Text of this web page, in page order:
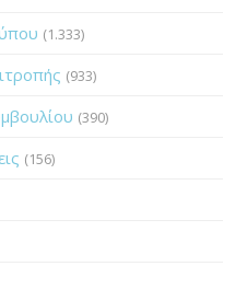
(1.333)
(933)
(390)
(156)